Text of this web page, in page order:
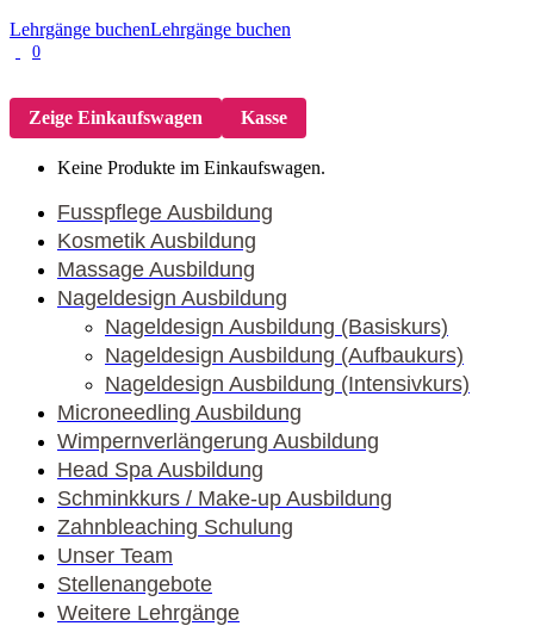
Lehrgänge buchenLehrgänge buchen
0
Zeige Einkaufswagen Kasse
Keine Produkte im Einkaufswagen.
Fusspflege Ausbildung
Kosmetik Ausbildung
Massage Ausbildung
Nageldesign Ausbildung
Nageldesign Ausbildung (Basiskurs)
Nageldesign Ausbildung (Aufbaukurs)
Nageldesign Ausbildung (Intensivkurs)
Microneedling Ausbildung
Wimpernverlängerung Ausbildung
Head Spa Ausbildung
Schminkkurs / Make-up Ausbildung
Zahnbleaching Schulung
Unser Team
Stellenangebote
Weitere Lehrgänge